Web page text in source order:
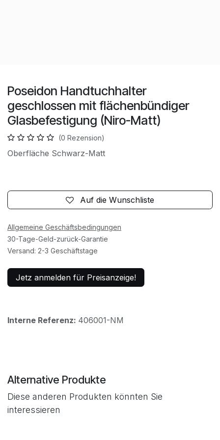
Poseidon Handtuchhalter
geschlossen mit flächenbündiger
Glasbefestigung (Niro-Matt)
(0 Rezension)
Oberfläche Schwarz-Matt
Auf die Wunschliste
Allgemeine Geschäftsbedingungen
30-Tage-Geld-zurück-Garantie
Versand: 2-3 Geschäftstage
Jetz anmelden für Preisanzeige!
Interne Referenz: 406001-NM
Alternative Produkte
Diese anderen Produkten könnten Sie
interessieren